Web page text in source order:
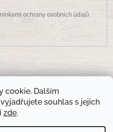
cookie. Dalším
souhlas s jejich
zde.
ochrany osobních údajů